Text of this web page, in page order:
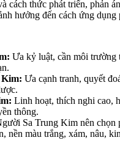
cách thức phát triển, phản
hưởng đến cách ứng dụng
Ưa kỷ luật, cần môi trường
Kim: Ưa cạnh tranh, quyết
Linh hoạt, thích nghi cao,
thông.
Sa Trung Kim nên chọn
nền màu trắng, xám, nâu,